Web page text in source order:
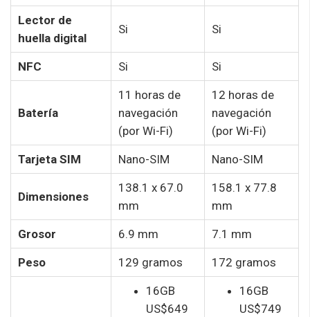
Lector de
huella digital
Si Si
NFC Si Si
Batería
11 horas de
navegación
(por Wi-Fi)
12 horas de
navegación
(por Wi-Fi)
Tarjeta SIM Nano-SIM Nano-SIM
Dimensiones
138.1 x 67.0
mm
158.1 x 77.8
mm
Grosor 6.9 mm 7.1 mm
Peso 129 gramos 172 gramos
16GB
US$649
16GB
US$749